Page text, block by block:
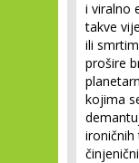
i viralno
takve
ili
prošire
kojima
ironičnih